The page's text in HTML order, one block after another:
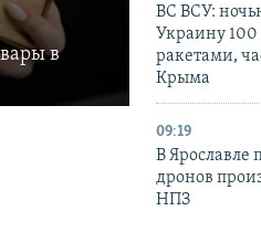
в
ВС ВСУ:
Украину
ракетами,
Крыма
09:19
В Ярославле
дронов
НПЗ